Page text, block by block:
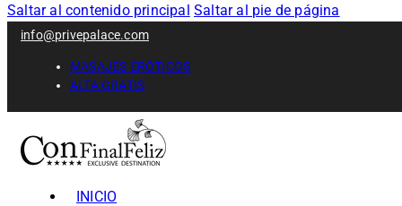
Saltar al contenido principal Saltar al pie de página
info@privepalace.com
MASAJES ERÓTICOS
ALTA GRATIS
INICIO